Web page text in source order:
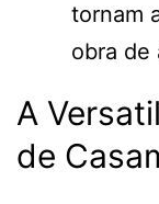
tornam
obra de
A
de